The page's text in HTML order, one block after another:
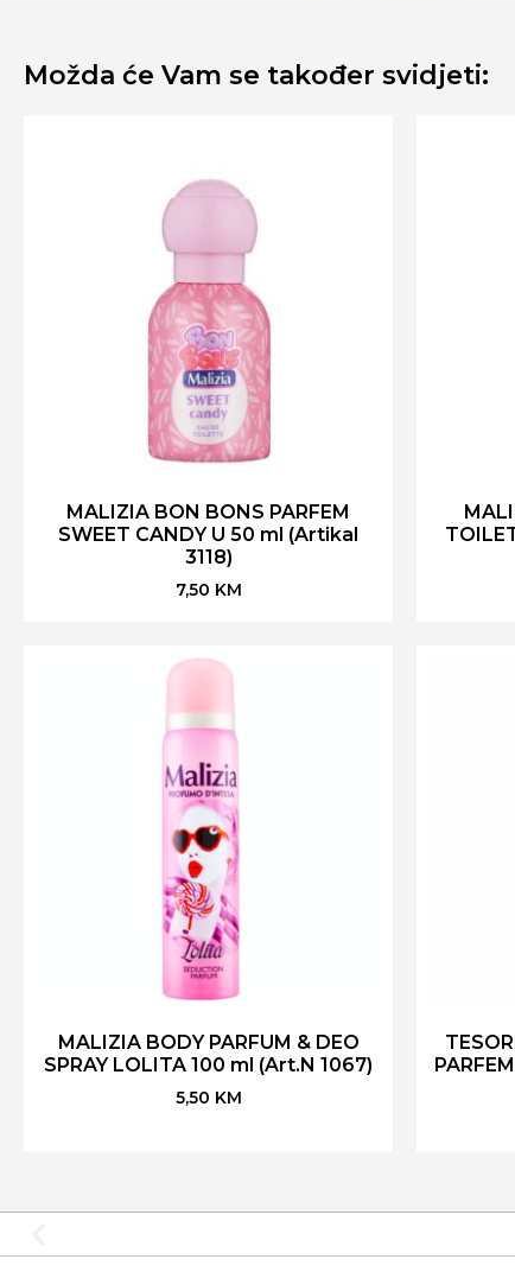
Možda će Vam se također svidjeti:
MALIZIA BON BONS PARFEM
SWEET CANDY U 50 ml (Artikal
3118)
7,50 KM
MALIZIA BODY PARFUM & DEO
SPRAY LOLITA 100 ml (Art.N 1067)
5,50 KM